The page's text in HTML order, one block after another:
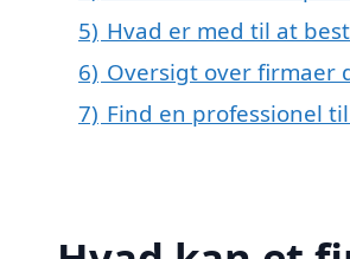
5) Hvad er med til at
6) Oversigt over firmaer
7) Find en professionel